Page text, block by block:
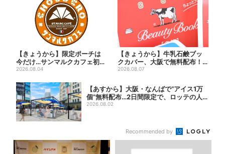
【きょうから】限定ポーチは
今だけ…サンマルクカフェ初の
「夏福袋」、実質無料でレア...
2026.08.04
【きょうから】牛乳石鹸ブッ
クカバー、大阪で無料配布！
先着1000名に「牛のカー...
2026.08.07
【あすから】大阪・なんばで“アイス1万
個”無料配布…2日間限定で、ロッテの人
気商...
2026.08.02
Recommended by